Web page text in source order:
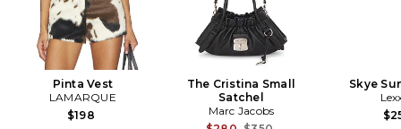
Pinta Vest
LAMARQUE
$198
The Cristina Small
Satchel
Marc Jacobs
Skye